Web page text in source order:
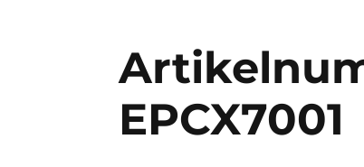
EPCX7001